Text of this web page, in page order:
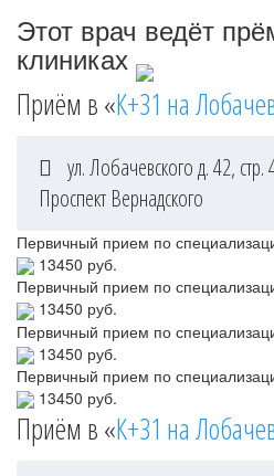
Этот врач ведёт
клиниках
Приём в «К+31 на
ул. Лобачевского д. 42, стр.
Проспект Вернадского
Первичный прием по
13450 руб.
Первичный прием по
13450 руб.
Первичный прием по
13450 руб.
Первичный прием по
13450 руб.
Приём в «К+31 на